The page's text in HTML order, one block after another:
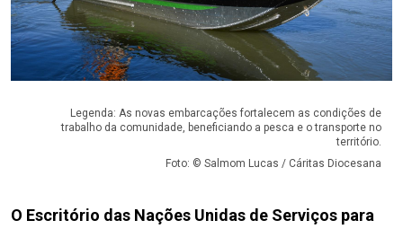
Legenda: As novas embarcações fortalecem as condições de
trabalho da comunidade, beneficiando a pesca e o transporte no
território.
Foto: © Salmom Lucas / Cáritas Diocesana
O Escritório das Nações Unidas de Serviços para